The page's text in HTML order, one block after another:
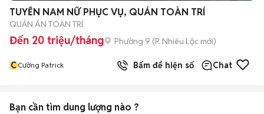
TUYỂN NAM NỮ PHỤC VỤ, QUÁN TOÀN TRÍ
QUÁN ĂN TOÀN TRÍ
Đến 20 triệu/tháng Phường 9 (P. Nhiêu Lộc mới)
CCường Patrick Bấm để hiện số Chat
Bạn cần tìm dung lượng nào ?